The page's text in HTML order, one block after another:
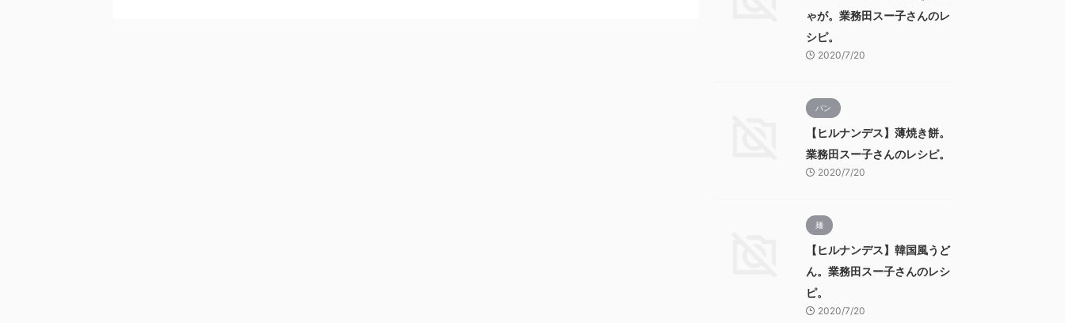
ゃが。業務田スー子さんのレ
シピ。
2020/7/20
パン
【ヒルナンデス】薄焼き餅。
業務田スー子さんのレシピ。
2020/7/20
麺
【ヒルナンデス】韓国風うど
ん。業務田スー子さんのレシ
ピ。
2020/7/20